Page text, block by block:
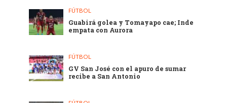
FÚTBOL
Guabirá golea y Tomayapo cae; Inde
empata con Aurora
FÚTBOL
GV San José con el apuro de sumar
recibe a San Antonio